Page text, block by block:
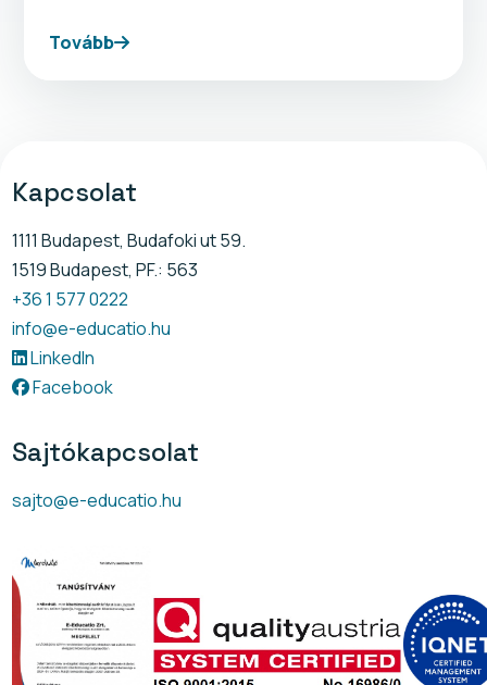
Tovább
Kapcsolat
1111 Budapest, Budafoki ut 59.
1519 Budapest, PF.: 563
+36 1 577 0222
info@e-educatio.hu
LinkedIn
Facebook
Sajtókapcsolat
sajto@e-educatio.hu